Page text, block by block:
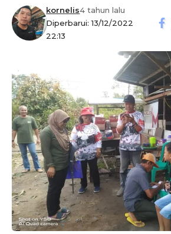
Diperbarui: 13/12/2022
22:13
kornelis4 tahun lalu